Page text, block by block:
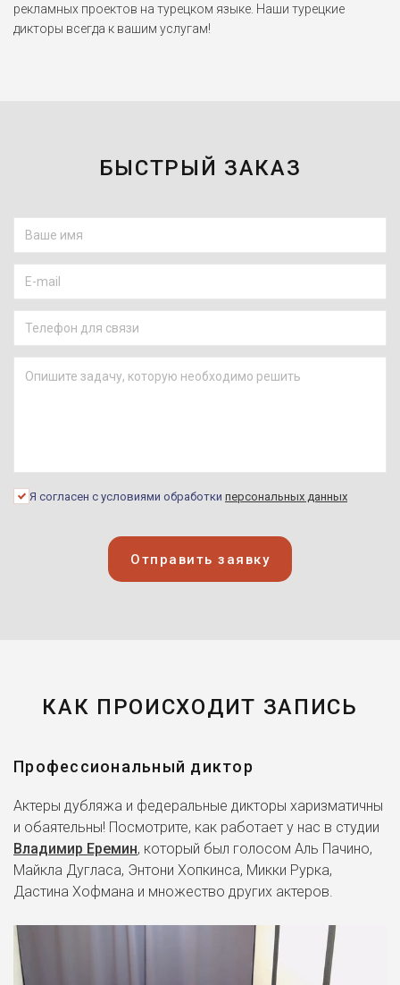
рекламных проектов на турецком языке. Наши турецкие
дикторы всегда к вашим услугам!
БЫСТРЫЙ ЗАКАЗ
Я согласен с условиями обработки персональных данных
Отправить заявку
КАК ПРОИСХОДИТ ЗАПИСЬ
Профессиональный диктор
Актеры дубляжа и федеральные дикторы харизматичны
и обаятельны! Посмотрите, как работает у нас в студии
Владимир Еремин, который был голосом Аль Пачино,
Майкла Дугласа, Энтони Хопкинса, Микки Рурка,
Дастина Хофмана и множество других актеров.